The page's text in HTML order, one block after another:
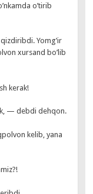
o’tirib
Yomg’ir
xursand bo’lib
kerak!
— debdi dehqon.
kelib, yana